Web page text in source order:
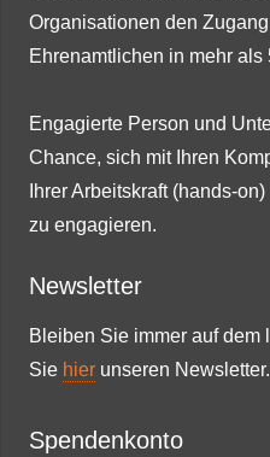
Organisationen den
Ehrenamtlichen in mehr
Engagierte Person und
Chance, sich mit Ihren
Ihrer Arbeitskraft (hands-
zu engagieren.
Newsletter
Bleiben Sie immer auf dem
Sie hier unseren Newsletter.
Spendenkonto